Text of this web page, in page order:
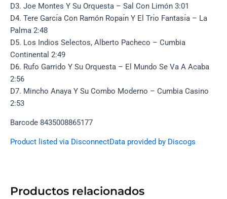
D3. Joe Montes Y Su Orquesta – Sal Con Limón 3:01
D4. Tere Garcı́a Con Ramón Ropaı́n Y El Trı́o Fantası́a – La
Palma 2:48
D5. Los Indios Selectos, Alberto Pacheco – Cumbia
Continental 2:49
D6. Rufo Garrido Y Su Orquesta – El Mundo Se Va A Acaba
2:56
D7. Mincho Anaya Y Su Combo Moderno – Cumbia Casino
2:53
Barcode 8435008865177
Product listed via DisconnectData provided by Discogs
Productos relacionados